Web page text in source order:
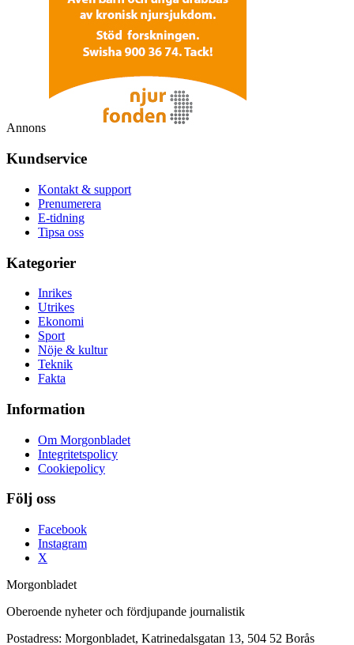
Annons
Kundservice
Kontakt & support
Prenumerera
E-tidning
Tipsa oss
Kategorier
Inrikes
Utrikes
Ekonomi
Sport
Nöje & kultur
Teknik
Fakta
Information
Om Morgonbladet
Integritetspolicy
Cookiepolicy
Följ oss
Facebook
Instagram
X
Morgonbladet
Oberoende nyheter och fördjupande journalistik
Postadress: Morgonbladet, Katrinedalsgatan 13, 504 52 Borås